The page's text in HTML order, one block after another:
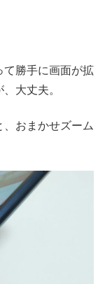
て勝手に画面が拡
大丈夫。
おまかせズーム